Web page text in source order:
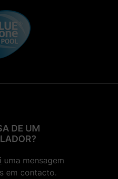
DE UM
uma mensagem
em contacto.